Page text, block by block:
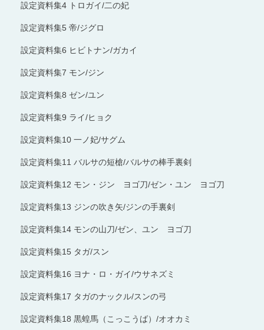
設定資料集4 トロガイ/二の妃
設定資料集5 帝/ジグロ
設定資料集6 ヒビトナン/ガカイ
設定資料集7 モン/ジン
設定資料集8 ゼン/ユン
設定資料集9 ライ/ヒョク
設定資料集10 一ノ妃/サグム
設定資料集11 バルサの短槍/バルサの棒手裏剣
設定資料集12 モン・ジン ヨゴ刀/ゼン・ユン ヨゴ刀
設定資料集13 ジンの吹き矢/ジンの手裏剣
設定資料集14 モンの山刀/ゼン、ユン ヨゴ刀
設定資料集15 タガ/スン
設定資料集16 ヨナ・ロ・ガイ/ウサネズミ
設定資料集17 タガのナックル/スンの弓
設定資料集18 黒蝗馬（こっこうば）/オオカミ